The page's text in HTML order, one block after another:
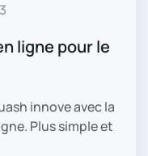
ligne pour le
innove avec la
Plus simple et